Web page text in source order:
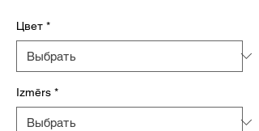
Цвет *
Izmērs *